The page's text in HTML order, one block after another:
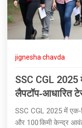
jignesha chavda
SSC CGL 2025
लैपटॉप‑आधारित
100 किमी केन्द्र
SSC CGL 2025 में
और 100 किमी केन्द्र